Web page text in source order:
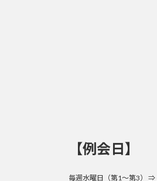
【例会日】
毎週水曜日（第1～第3）